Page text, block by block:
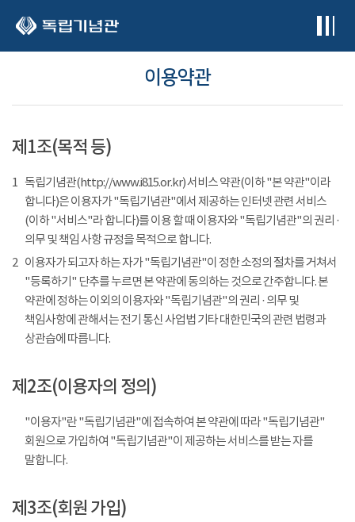
이용약관
제1조(목적 등)
1 독립기념관(http://www.i815.or.kr) 서비스 약관(이하 "본 약관"이라
합니다)은 이용자가 "독립기념관"에서 제공하는 인터넷 관련 서비스
(이하 "서비스"라 합니다)를 이용 할 때 이용자와 "독립기념관"의 권리 ·
의무 및 책임 사항 규정을 목적으로 합니다.
2 이용자가 되고자 하는 자가 "독립기념관"이 정한 소정의 절차를 거쳐서
"등록하기" 단추를 누르면 본 약관에 동의하는 것으로 간주합니다. 본
약관에 정하는 이외의 이용자와 "독립기념관"의 권리 · 의무 및
책임사항에 관해서는 전기 통신 사업법 기타 대한민국의 관련 법령과
상관습에 따릅니다.
제2조(이용자의 정의)
"이용자"란 "독립기념관"에 접속하여 본 약관에 따라 "독립기념관"
회원으로 가입하여 "독립기념관"이 제공하는 서비스를 받는 자를
말합니다.
제3조(회원 가입)